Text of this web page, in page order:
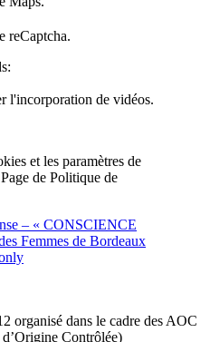
reCaptcha.
l'incorporation de vidéos.
et les paramètres de
de Politique de
– « CONSCIENCE
Femmes de Bordeaux
organisé dans le cadre des AOC
Contrôlée)